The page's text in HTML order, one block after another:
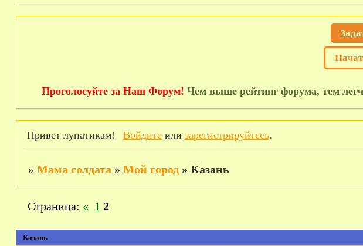
Проголосуйте за Наш Форум! Чем выше рейтинг форума, тем
Привет лунатикам! Войдитеили зарегистрируйтесь.
» Мама солдата » Мой город » Казань
Казань
Страница: « 1 2